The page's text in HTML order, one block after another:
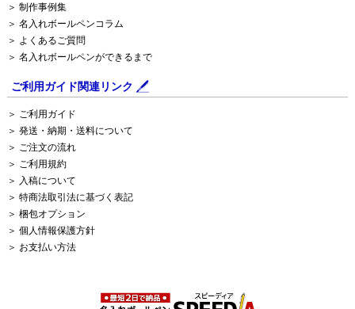
＞ 制作事例集
＞ 名入れボールペンコラム
＞ よくあるご質問
＞ 名入れボールペンができるまで
ご利用ガイド関連リンク
＞ ご利用ガイド
＞ 発送・納期・送料について
＞ ご注文の流れ
＞ ご利用規約
＞ 入稿について
＞ 特商法取引法に基づく表記
＞ 梱包オプション
＞ 個人情報保護方針
＞ お支払い方法